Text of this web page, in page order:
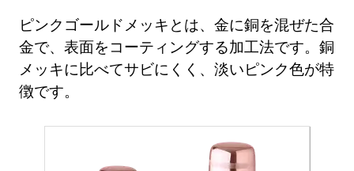
ピンクゴールドメッキとは、金に銅を混ぜた合
金で、表面をコーティングする加工法です。銅
メッキに比べてサビにくく、淡いピンク色が特
徴です。